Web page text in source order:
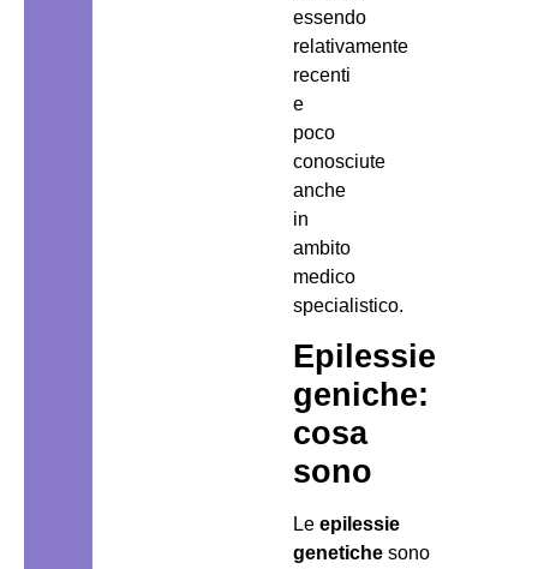
essendo
relativamente
recenti
e
poco
conosciute
anche
in
ambito
medico
specialistico.
Epilessie
geniche:
cosa
sono
Le epilessie
genetichesono